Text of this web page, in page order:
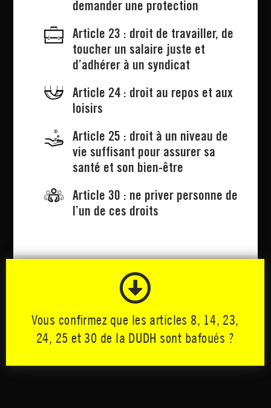
demander une protection
Article 23 : droit de travailler, de
toucher un salaire juste et
d’adhérer à un syndicat
Article 24 : droit au repos et aux
loisirs
Article 25 : droit à un niveau de
vie suffisant pour assurer sa
santé et son bien-être
Article 30 : ne priver personne de
l’un de ces droits

Vous confirmez que les articles 8, 14, 23,
24, 25 et 30 de la DUDH sont bafoués ?